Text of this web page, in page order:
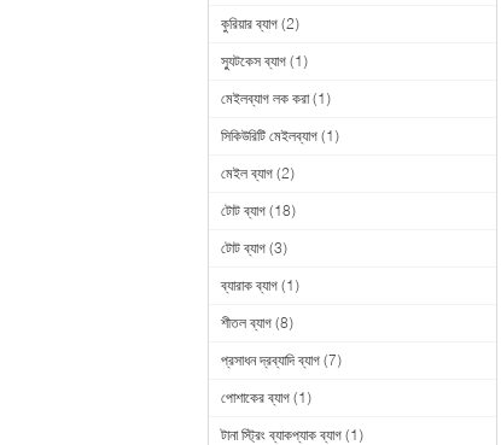
কুরিয়ার ব্যাগ (2)
স্যুটকেস ব্যাগ (1)
মেইলব্যাগ লক করা (1)
সিকিউরিটি মেইলব্যাগ (1)
মেইল ব্যাগ (2)
টোট ব্যাগ (18)
টোট ব্যাগ (3)
ব্যারাক ব্যাগ (1)
শীতল ব্যাগ (8)
প্রসাধন দ্রব্যাদি ব্যাগ (7)
পোশাকের ব্যাগ (1)
টানা স্ট্রিং ব্যাকপ্যাক ব্যাগ (1)